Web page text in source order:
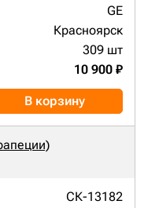
GE
Красноярск
309 шт
10 900 ₽
В корзину
СК-13182